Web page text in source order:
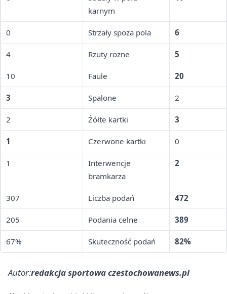
karnym
0 Strzały spoza pola 6
4 Rzuty rożne 5
10 Faule 20
3 Spalone 2
2 Żółte kartki 3
1 Czerwone kartki 0
1
Interwencje
bramkarza
2
307 Liczba podań 472
205 Podania celne 389
67% Skuteczność podań 82%
Autor:redakcja sportowa czestochowanews.pl